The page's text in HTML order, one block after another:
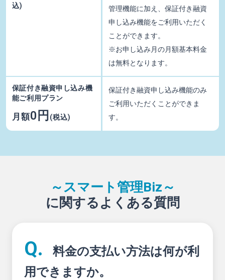
込)
管理機能に加え、保証付き融資
申し込み機能をご利用いただく
ことができます。
※お申し込み月の月額基本料金
は無料となります。
保証付き融資申し込み機
能ご利用プラン
月額0円 (税込)
保証付き融資申し込み機能のみ
ご利用いただくことができま
す。
～スマート管理Biz～
に関するよくある質問
料金の支払い方法は何が利
用できますか。